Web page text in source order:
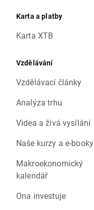
Karta a platby
Karta XTB
Vzdělávání
Vzdělávací články
Analýza trhu
Videa a živá vysílání
Naše kurzy a e-booky
Makroekonomický
kalendář
Ona investuje